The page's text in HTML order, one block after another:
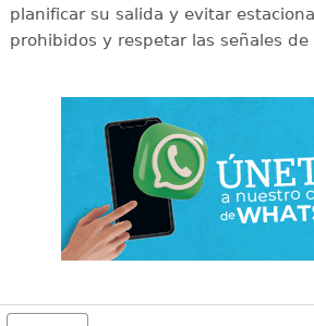
planificar su salida y evitar
prohibidos y respetar las señales